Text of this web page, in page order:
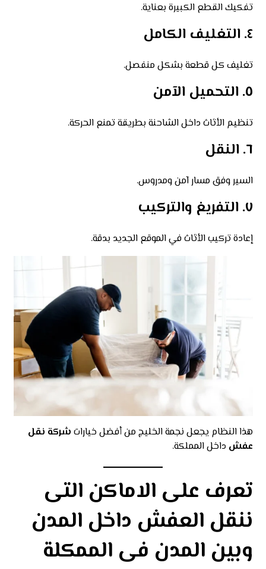
تفكيك القطع الكبيرة بعناية.
٤. التغليف الكامل
تغليف كل قطعة بشكل منفصل.
٥. التحميل الآمن
تنظيم الأثاث داخل الشاحنة بطريقة تمنع الحركة.
٦. النقل
السير وفق مسار آمن ومدروس.
٧. التفريغ والتركيب
إعادة تركيب الأثاث في الموقع الجديد بدقة.
هذا النظام يجعل نجمة الخليج من أفضل خيارات شركة نقل
عفش داخل المملكة.
تعرف على الاماكن التى
ننقل العفش داخل المدن
وبين المدن فى الممكلة